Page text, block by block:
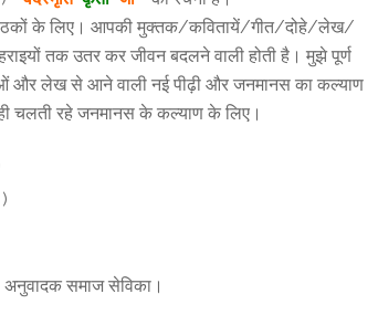
के लिए। आपकी मुक्तक/कवितायें/गीत/दोहे/लेख/
तक उतर कर जीवन बदलने वाली होती है। मुझे पूर्ण
और लेख से आने वाली नई पीढ़ी और जनमानस का कल्याण
चलती रहे जनमानस के कल्याण के लिए।
अनुवादक समाज सेविका।